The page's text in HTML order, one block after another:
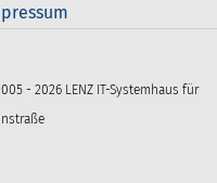
- 2026 LENZ IT-Systemhaus für